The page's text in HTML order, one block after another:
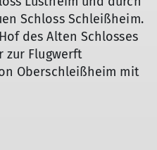
Schloss Schleißheim.
des Alten Schlosses
zur Flugwerft
Oberschleißheim mit